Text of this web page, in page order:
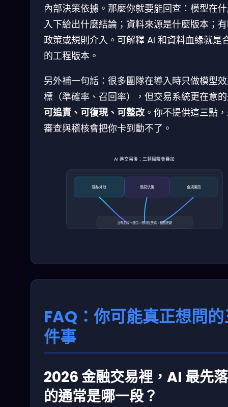
內部決策依據。那麼你就要能回查：模型在
入下給出什麼結論；資料來源是什麼版本；
政策或規則介入。可解釋 AI 和資料血緣就是
的工程版本。
另外補一句話：很多團隊在導入時只做模型
標（準確率、召回率），但交易系統更在意
可追責、可復現、可整改 。你不提供這三點
審查與稽核會把你卡到動不了。
AI 進交易後：三類風險會疊加
隱私外洩 偏見決策 合規風險
沒有血緣＋理由＝透明度失真、稽核更難
FAQ：你可能真正想問
件事
2026 金融交易裡，AI 最先
的通常是哪一段？